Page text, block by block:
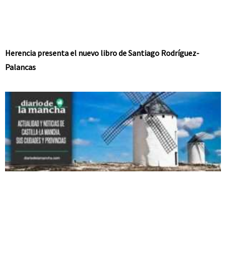
Herencia presenta el nuevo libro de Santiago Rodríguez-
Palancas